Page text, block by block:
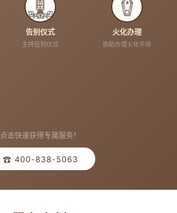
告别仪式
主持告别仪式
火化办理
协助办理火化手续
点击快速获得专属服务！
☎ 400-838-5063